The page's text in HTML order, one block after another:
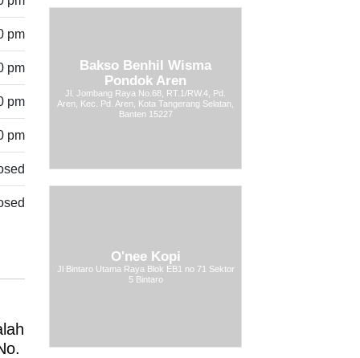
pm
pm
pm
pm
Bakso Benhil Wisma
Pondok Aren
Jl. Jombang Raya No.68, RT.1/RW.4, Pd.
Aren, Kec. Pd. Aren, Kota Tangerang Selatan,
Banten 15227
O'nee Kopi
Jl Bintaro Utama Raya Blok EB1 no 71 Sektor
5 Bintaro